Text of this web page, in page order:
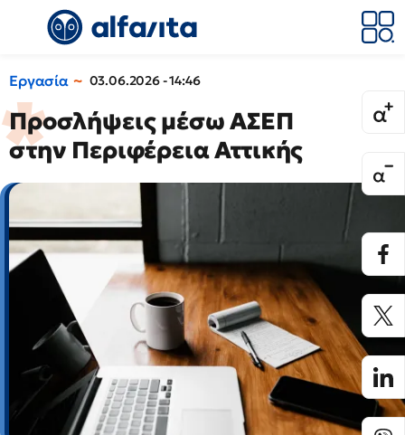
Εργασία 03.06.2026 - 14:46
Προσλήψεις μέσω ΑΣΕΠ
στην Περιφέρεια Αττικής